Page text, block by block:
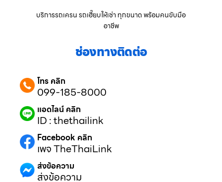
บริการรถเครน รถเฮี๊ยบให้เช่า ทุกขนาด พร้อมคนขับมือ
อาชีพ
ช่องทางติดต่อ
โทร คลิก
099-185-8000
แอดไลน์ คลิก
ID : thethailink
Facebook คลิก
เพจ TheThaiLink
ส่งข้อความ
ส่งข้อความ